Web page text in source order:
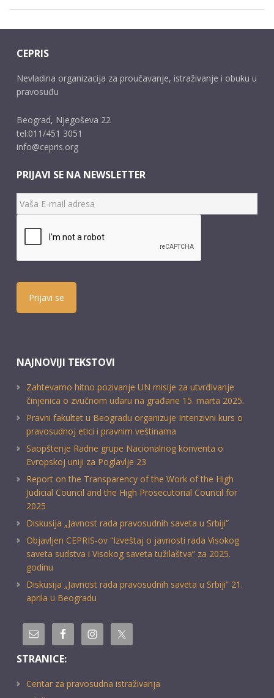
CEPRIS
Nevladina organizacija za proučavanje, istraživanje i obuku u
pravosuđu
Beograd, Njegoševa 22
tel:011/451 3051
info@cepris.org
PRIJAVI SE NA NEWSLETTER
Prijavi se
NAJNOVIJI TEKSTOVI
Zahtevamo hitno pozivanje UN misije za utvrđivanje
činjenica o zvučnom udaru na građane 15. marta 2025.
Pravni fakultet u Beogradu organizuje Intenzivni kurs o
pravosudnoj etici i pravnim veštinama
Saopštenje Radne grupe Nacionalnog konventa o
Evropskoj uniji za Poglavlje 23
Report on the Transparency of the Work of the High
Judicial Council and the High Prosecutorial Council for
2025
Diskusija „Javnost rada pravosudnih saveta u Srbiji“
Objavljen CEPRIS-ov “Izveštaj o javnosti rada Visokog
saveta sudstva i Visokog saveta tužilaštva” za 2025.
godinu
Diskusija „Javnost rada pravosudnih saveta u Srbiji” 21.
aprila u Beogradu
STRANICE:
Centar za pravosudna istraživanja